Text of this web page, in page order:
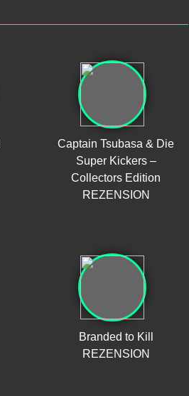
Captain Tsubasa & Die
Super Kickers –
Collectors Edition
REZENSION
Branded to Kill
REZENSION